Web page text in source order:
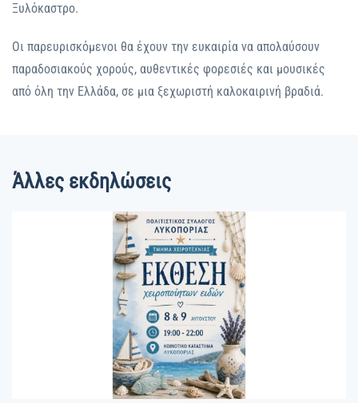
Ξυλόκαστρο.
Οι παρευρισκόμενοι θα έχουν την ευκαιρία να απολαύσουν
παραδοσιακούς χορούς, αυθεντικές φορεσιές και μουσικές
από όλη την Ελλάδα, σε μια ξεχωριστή καλοκαιρινή βραδιά.
Άλλες εκδηλώσεις